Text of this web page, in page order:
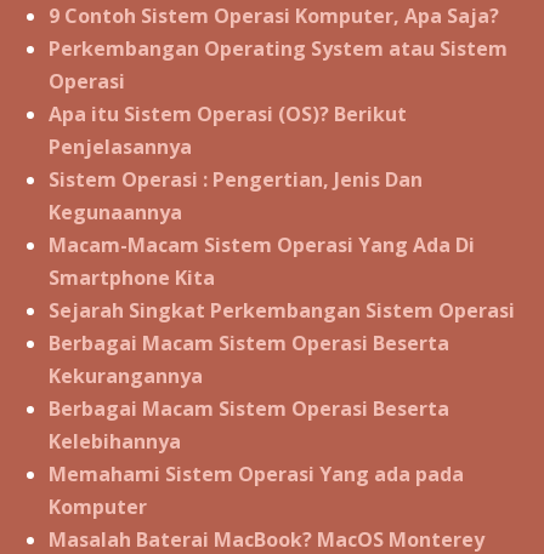
9 Contoh Sistem Operasi Komputer, Apa Saja?
Perkembangan Operating System atau Sistem
Operasi
Apa itu Sistem Operasi (OS)? Berikut
Penjelasannya
Sistem Operasi : Pengertian, Jenis Dan
Kegunaannya
Macam-Macam Sistem Operasi Yang Ada Di
Smartphone Kita
Sejarah Singkat Perkembangan Sistem Operasi
Berbagai Macam Sistem Operasi Beserta
Kekurangannya
Berbagai Macam Sistem Operasi Beserta
Kelebihannya
Memahami Sistem Operasi Yang ada pada
Komputer
Masalah Baterai MacBook? MacOS Monterey